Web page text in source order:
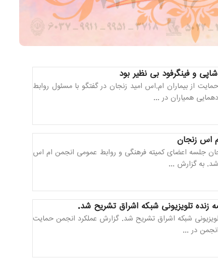
و فینگرفود بی نظیر بود
از بیماران ام.اس امید زنجان در گفتگو با مسئول روابط
همیاران در ...
اس زنجان
جلسه اعضای کمیته فرهنگی و روابط عمومی انجمن ام اس
به گزارش ...
زنده تلویزیونی شبکه اشراق تشریح شد.
شبکه اشراق تشریح شد. گزارش عملکرد انجمن حمایت
در ...